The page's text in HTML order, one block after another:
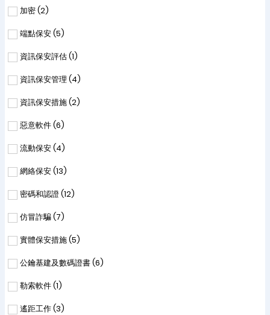
加密 (2)
端點保安 (5)
資訊保安評估 (1)
資訊保安管理 (4)
資訊保安措施 (2)
惡意軟件 (6)
流動保安 (4)
網絡保安 (13)
密碼和認證 (12)
仿冒詐騙 (7)
實體保安措施 (5)
公鑰基建及數碼證書 (6)
勒索軟件 (1)
遙距工作 (3)